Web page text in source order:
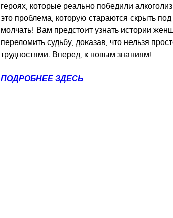
героях, которые реально победили
это проблема, которую стараются скрыть
молчать! Вам предстоит узнать истории
переломить судьбу, доказав, что нельзя
трудностями. Вперед, к новым знаниям!
ПОДРОБНЕЕ ЗДЕСЬ